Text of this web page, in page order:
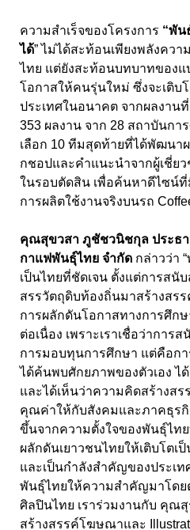
ความสำเร็จของโครงการ “พัน
ได้” ไม่ได้สะท้อนเพียงพลังคว
ไทย แต่ยังสะท้อนบทบาทของแ
โอกาสให้คนรุ่นใหม่ ซึ่งจะเติบ
ประเทศในอนาคต จากผลงาน
353 ผลงาน จาก 28 สถาบันกา
เลือก 10 ทีมสุดท้ายที่ได้พัฒนา
กชอปและคำแนะนำจากผู้เชี่ย
ในรอบตัดสิน เพื่อค้นหาดีไซน์
การผลิตใช้งานจริงบนรถ
คุณสุขวสา ภูชัชวนิชกุล ประธ
กาแฟพันธุ์ไทย จำกัด กล่าวว่า
เป็นไทยที่ชัดเจน ตั้งแต่การสนั
สรรวัตถุดิบท้องถิ่นมาสร้างสรร
การผลักดันโอกาสทางการศึกษ
ต่อเนื่อง เพราะเราเชื่อว่าการ
การมอบทุนการศึกษา แต่คือก
ได้ค้นพบศักยภาพของตัวเอง ไ
และได้เห็นว่าความคิดสร้างสร
คุณค่าให้กับสังคมและภาคธุรกิ
ขึ้นจากความตั้งใจของพันธุ์ไท
ผลักดันเยาวชนไทยให้เติบโตเ
และเป็นกำลังสำคัญของประเ
พันธุ์ไทยให้ความสำคัญมาโด
ศิลปินไทย เราร่วมงานกับ คุณ
สร้างสรรค์โฆษณาและ